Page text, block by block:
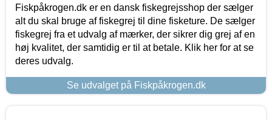
Fiskpåkrogen.dk er en dansk fiskegrejsshop der sælger
alt du skal bruge af fiskegrej til dine fisketure. De sælger
fiskegrej fra et udvalg af mærker, der sikrer dig grej af en
høj kvalitet, der samtidig er til at betale. Klik her for at se
deres udvalg.
Se udvalget på Fiskpåkrogen.dk